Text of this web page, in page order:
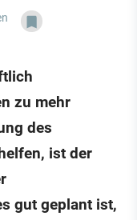
zu mehr
des
ist der
gut geplant ist,